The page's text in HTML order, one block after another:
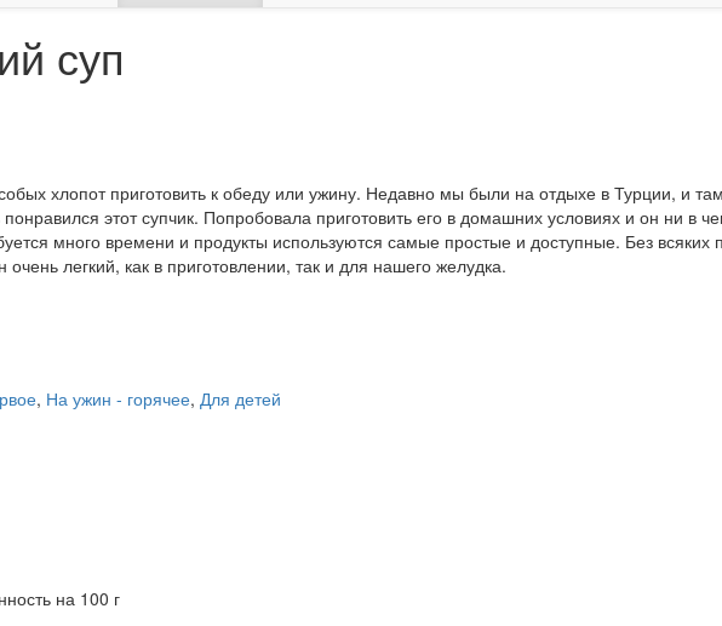
суп
хлопот приготовить к обеду или ужину. Недавно мы были на отдыхе в Турции, и
этот супчик. Попробовала приготовить его в домашних условиях и он ни в
много времени и продукты используются самые простые и доступные. Без
легкий, как в приготовлении, так и для нашего желудка.
, На ужин - горячее, Для детей
на 100 г